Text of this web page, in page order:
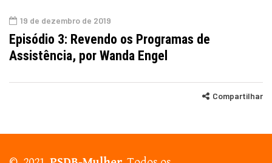
19 de dezembro de 2019
Episódio 3: Revendo os Programas de
Assistência, por Wanda Engel
Compartilhar